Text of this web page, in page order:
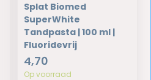
Splat Biomed
SuperWhite
Tandpasta | 100 ml |
Fluoridevrij
4,70
Op voorraad